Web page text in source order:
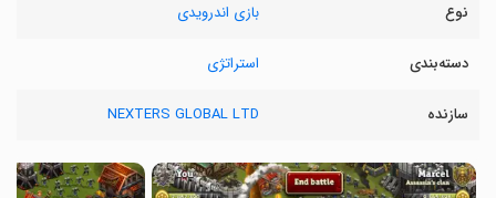
نوع بازی اندرویدی
دسته‌بندی استراتژی
سازنده NEXTERS GLOBAL LTD